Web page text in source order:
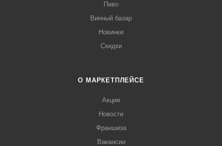
Пиво
Винный базар
Новинки
Скидки
О МАРКЕТПЛЕЙСЕ
Акции
Новости
Франшиза
Вакансии